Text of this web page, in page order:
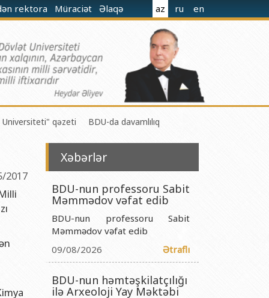
rektora Müraciət Əlaqə az ru en
adına Kataliz və Qeyri-üzvi Kimya İnstitutu
və Mexanika İnstitutu
Biologiya və Biotexnologiyalar İnstitutu
İnstitutu Publik Hüquqi Şəxsi
Universiteti" qəzeti BDU-da davamlılıq
2017
Xəbərlər
BDU-nun professoru Sabit
Məmmədov vəfat edib
BDU-nun professoru Sabit
Məmmədov vəfat edib
09/08/2026
Ətraflı
BDU-nun həmtəşkilatçılığı
ilə Arxeoloji Yay Məktəbi